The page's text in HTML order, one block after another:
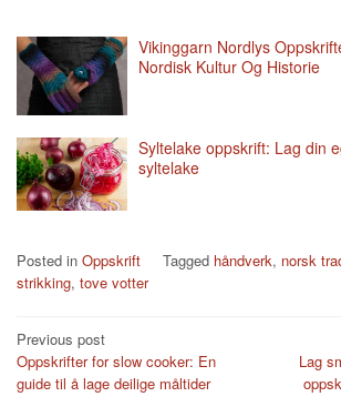
Vikinggarn Nordlys
Nordisk Kultur Og Historie
Syltelake oppskrift: Lag din
syltelake
Posted in Oppskrift Tagged håndverk, norsk
strikking, tove votter
Post
navigation
Previous post
Oppskrifter for slow cooker: En
guide til å lage deilige måltider
Lag